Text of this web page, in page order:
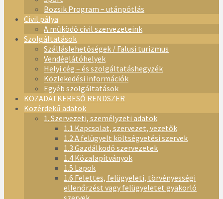
Bozsik Program – utánpótlás
Civil pálya
A működő civil szervezeteink
Szolgáltatások
Szálláslehetőségek / Falusi turizmus
Vendéglátóhelyek
Helyi cég – és szolgáltatáshegyzék
Közlekedési információk
Egyéb szolgáltatások
KÖZADATKERESŐ RENDSZER
Közérdekű adatok
1. Szervezeti, személyzeti adatok
1.1 Kapcsolat, szervezet, vezetők
1.2 A felügyelt költségvetési szervek
1.3 Gazdálkodó szervezetek
1.4 Közalapítványok
1.5 Lapok
1.6 Felettes, felügyeleti, törvényességi
ellenőrzést vagy felügyeletet gyakorló